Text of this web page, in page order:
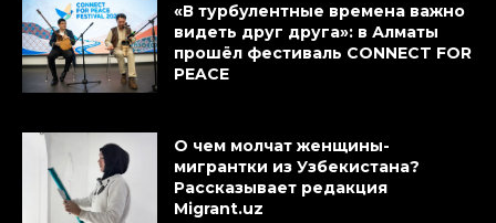
«В турбулентные времена важно
видеть друг друга»: в Алматы
прошёл фестиваль CONNECT FOR
PEACE
О чем молчат женщины-
мигрантки из Узбекистана?
Рассказывает редакция
Migrant.uz